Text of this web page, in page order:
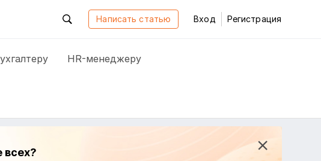
Написать статью Вход Регистрация
HR-менеджеру
всех?